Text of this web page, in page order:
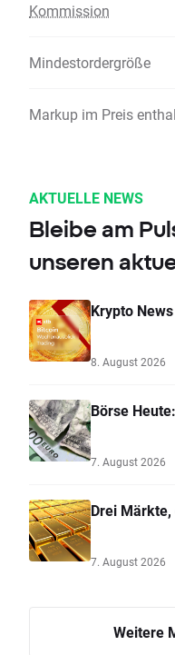
Kommission
Mindestordergröße
Markup im Preis
AKTUELLE NEWS
Bleibe am
unseren
Krypto
8. August 2026
Börse
7. August 2026
Drei
7. August 2026
Weitere